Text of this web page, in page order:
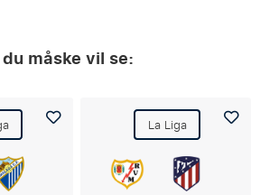
måske vil se:
La Liga